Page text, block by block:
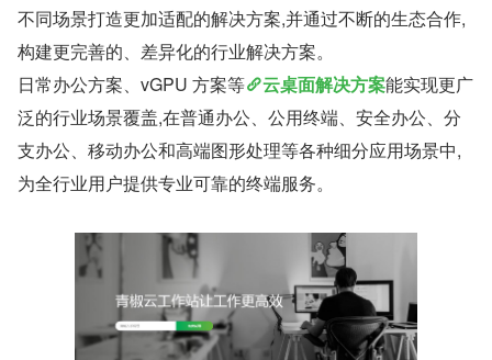
不同场景打造更加适配的解决方案,并通过不断的生态合作,
构建更完善的、差异化的行业解决方案。
日常办公方案、vGPU 方案等
云桌面解决方案能实现更广
泛的行业场景覆盖,在普通办公、公用终端、安全办公、分
支办公、移动办公和高端图形处理等各种细分应用场景中,
为全行业用户提供专业可靠的终端服务。